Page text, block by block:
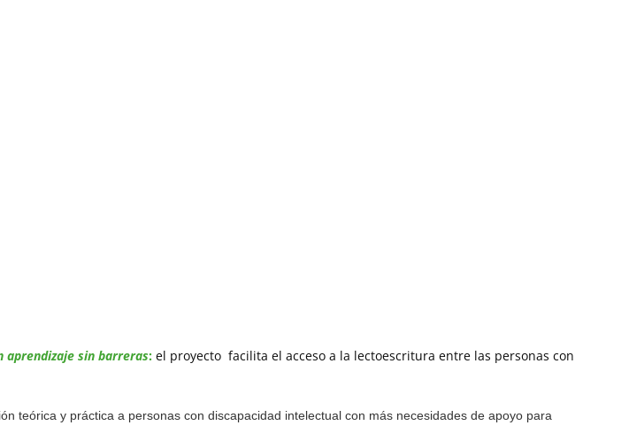
aprendizaje sin barreras: el proyecto facilita el acceso a la lectoescritura entre las personas con
teórica y práctica a personas con discapacidad intelectual con más necesidades de apoyo para